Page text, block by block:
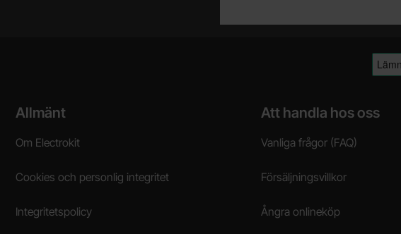
Sidfot Blandad info och länkar
Allmänt
Om Electrokit
Cookies och personlig integritet
Integritetspolicy
Att handla hos oss
Vanliga frågor (FAQ)
Försäljningsvillkor
Ångra onlineköp